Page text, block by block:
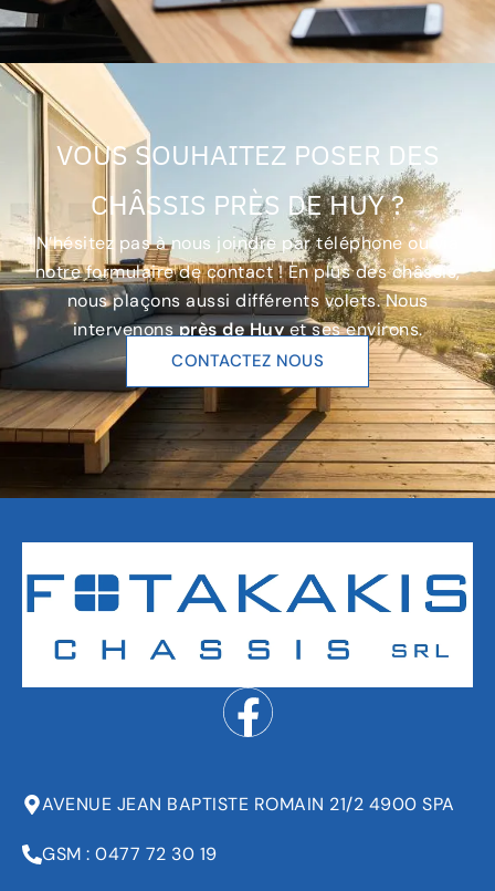
VOUS SOUHAITEZ POSER DES
CHÂSSIS PRÈS DE HUY ?
N’hésitez pas à nous joindre par téléphone ou via
notre formulaire de contact ! En plus des châssis,
nous plaçons aussi différents volets. Nous
intervenonsprès de Huyet ses environs.
CONTACTEZ NOUS
AVENUE JEAN BAPTISTE ROMAIN 21/2 4900 SPA
GSM : 0477 72 30 19